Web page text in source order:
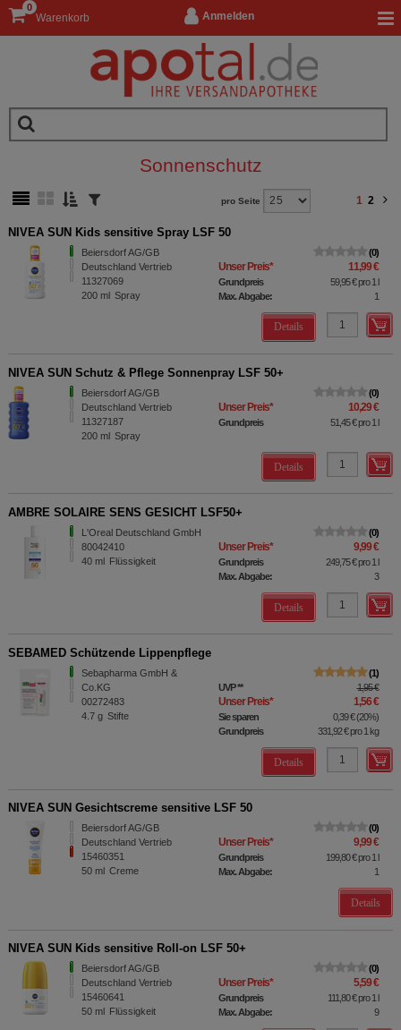
Anmelden
Warenkorb
0
Sonnenschutz
pro Seite 1 2
NIVEA SUN Kids sensitive Spray LSF 50
Beiersdorf AG/GB
Deutschland Vertrieb
11327069
200 ml Spray
0
Unser Preis* 11,99 €
Grundpreis 59,95 €pro 1 l
Max. Abgabe:
1
Details
NIVEA SUN Schutz & Pflege Sonnenpray LSF 50+
Beiersdorf AG/GB
Deutschland Vertrieb
11327187
200 ml Spray
0
Unser Preis* 10,29 €
Grundpreis 51,45 €pro 1 l
Details
AMBRE SOLAIRE SENS GESICHT LSF50+
L'Oreal Deutschland GmbH
80042410
40 ml Flüssigkeit
0
Unser Preis* 9,99 €
Grundpreis 249,75 €pro 1 l
Max. Abgabe:
3
Details
SEBAMED Schützende Lippenpflege
Sebapharma GmbH &
Co.KG
00272483
4.7 g Stifte
1
UVP** 1,95 €
Unser Preis* 1,56 €
Sie sparen 0,39 €(20%)
Grundpreis
331,92 €pro 1 kg
Details
NIVEA SUN Gesichtscreme sensitive LSF 50
Beiersdorf AG/GB
Deutschland Vertrieb
15460351
50 ml Creme
0
Unser Preis* 9,99 €
Grundpreis 199,80 €pro 1 l
Max. Abgabe:
1
Details
NIVEA SUN Kids sensitive Roll-on LSF 50+
Beiersdorf AG/GB
Deutschland Vertrieb
15460641
50 ml Flüssigkeit
0
Unser Preis* 5,59 €
Grundpreis 111,80 €pro 1 l
Max. Abgabe:
9